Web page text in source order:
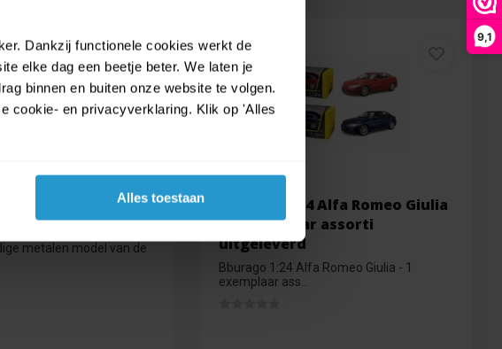
Dankzij functionele cookies werkt de
elke dag een beetje beter. We laten je
binnen en buiten onze website te volgen.
cookie- en privacyverklaring. Klik op 'Alles
Alles toestaan
9,1
Wrangler Rubicon
- Blauw Metallic
metalen model van de
€ 14,99
€ 13,49
Bburago 1:24 Alfa Romeo Giulia
- 1 exemplaar assorti
uitgeleverd
Bburago 1:24 Alfa Romeo Giulia - 1
exemplaar ass...